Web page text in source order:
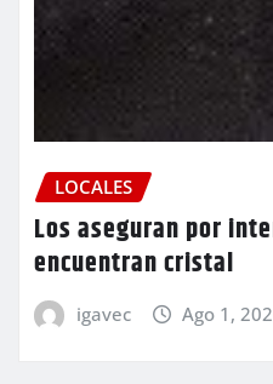
LOCALES
Los aseguran por
encuentran cristal
igavec Ago 1,